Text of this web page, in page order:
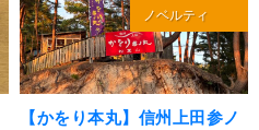
ノベルティ
【かをり本丸】信州上田参ノ